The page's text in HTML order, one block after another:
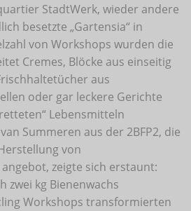
StadtWerk, wieder andere
besetzte „Gartensia“ in
von Workshops wurden die
Cremes, Blöcke aus einseitig
aus
oder gar leckere Gerichte
Lebensmitteln
Summeren aus der 2BFP2, die
von
zeigte sich erstaunt:
zwei kg Bienenwachs
Workshops transformierten